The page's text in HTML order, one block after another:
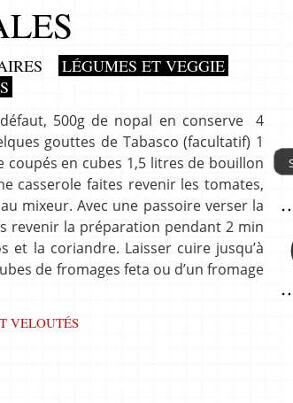
LÉGUMES ET VEGGIE
500g de nopal en conserve 4
gouttes de Tabasco (facultatif) 1
en cubes 1,5 litres de bouillon
casserole faites revenir les tomates,
mixeur. Avec une passoire verser la
revenir la préparation pendant 2 min
et la coriandre. Laisser cuire jusqu’à
de fromages feta ou d’un fromage
VELOUTÉS